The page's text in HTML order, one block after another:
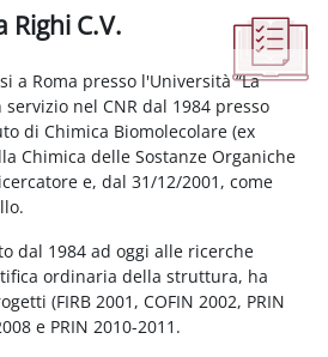
Righi C.V.
a Roma presso l'Università “La
servizio nel CNR dal 1984 presso
di Chimica Biomolecolare (ex
Chimica delle Sostanze Organiche
e, dal 31/12/2001, come
dal 1984 ad oggi alle ricerche
ordinaria della struttura, ha
(FIRB 2001, COFIN 2002, PRIN
e PRIN 2010-2011.